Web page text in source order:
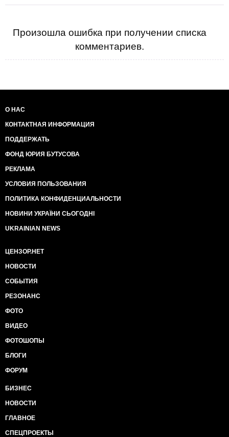
Произошла ошибка при получении списка
комментариев.
О НАС
КОНТАКТНАЯ ИНФОРМАЦИЯ
ПОДДЕРЖАТЬ
ФОНД ЮРИЯ БУТУСОВА
РЕКЛАМА
УСЛОВИЯ ПОЛЬЗОВАНИЯ
ПОЛИТИКА КОНФИДЕНЦИАЛЬНОСТИ
НОВИНИ УКРАЇНИ СЬОГОДНІ
UKRAINIAN NEWS
ЦЕНЗОР.НЕТ
НОВОСТИ
СОБЫТИЯ
РЕЗОНАНС
ФОТО
ВИДЕО
ФОТОШОПЫ
БЛОГИ
ФОРУМ
БИЗНЕС
НОВОСТИ
ГЛАВНОЕ
СПЕЦПРОЕКТЫ